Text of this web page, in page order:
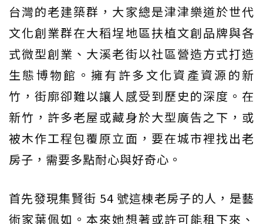
台灣的老建築群，大家總是津津樂道於世代
文化創業群在大稻埕地區扶植文創品牌與各
式微型創業、大溪老街以社區營造方式打造
生態博物館。擁有許多文化資產資源的新
竹，街廓卻難以讓人感受到歷史的深度。在
新竹，許多老屋或藏身於大型廣告之下，或
被木作工程包覆原立面，要在城市裡找出老
房子，需要多點耐心與好奇心。
首先發現集賢街 54 號這棟老房子的人，是藝
術家葉佩如。本來她想著或許可能租下來、